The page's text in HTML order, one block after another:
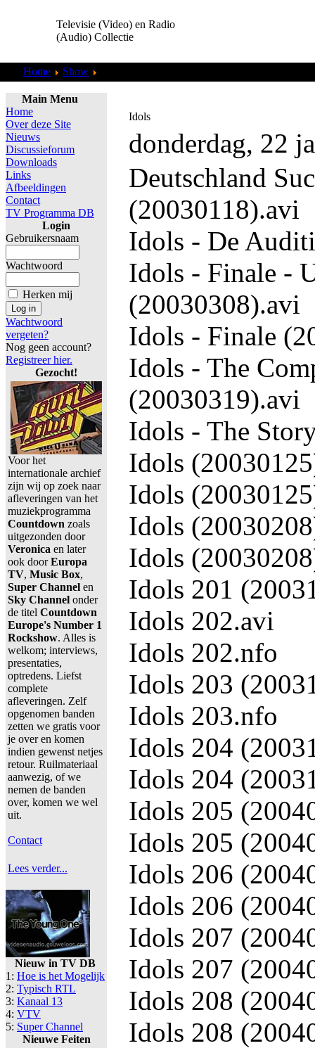
Televisie (Video) en Radio
(Audio) Collectie
Home Show
Main Menu
Home
Over deze Site
Nieuws
Discussieforum
Downloads
Links
Afbeeldingen
Contact
TV Programma DB
Login
Gebruikersnaam
Wachtwoord
Herken mij
Wachtwoord
vergeten?
Nog geen account?
Registreer hier.
Gezocht!
Voor het
internationale archief
zijn wij op zoek naar
afleveringen van het
muziekprogramma
Countdown zoals
uitgezonden door
Veronica en later
ook doorEuropa
TV, Music Box,
Super Channel en
Sky Channel onder
de titel Countdown
Europe's Number 1
Rockshow. Alles is
welkom; interviews,
presentaties,
optredens. Liefst
complete
afleveringen. Zelf
opgenomen banden
zetten we gratis voor
je over en komen
indien gewenst netjes
retour. Ruilmateriaal
aanwezig, of we
nemen de banden
over, komen we wel
uit.
Contact
Lees verder...
Nieuw in TV DB
1: Hoe is het Mogelijk
2: Typisch RTL
3: Kanaal 13
4: VTV
5: Super Channel
Nieuwe Feiten
Idols
donderdag, 22
Deutschland
(20030118).avi
Idols - De
Idols - Finale -
(20030308).avi
Idols - Finale
Idols - The
(20030319).avi
Idols - The
Idols
Idols
Idols
Idols
Idols 201
Idols 202.avi
Idols 202.nfo
Idols 203
Idols 203.nfo
Idols 204
Idols 204
Idols 205
Idols 205
Idols 206
Idols 206
Idols 207
Idols 207
Idols 208
Idols 208